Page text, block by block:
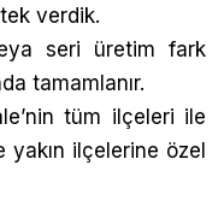
verdik.
seri üretim fark
tamamlanır.
tüm ilçeleri ile
yakın ilçelerine özel